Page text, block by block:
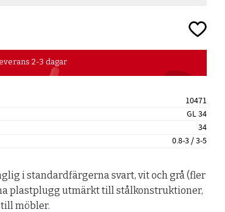
Lägg
2-3 dagar
10471
GL 34
34
0.8-3 / 3-5
i standardfärgerna svart, vit och grå (fler
plastplugg utmärkt till stålkonstruktioner,
möbler.